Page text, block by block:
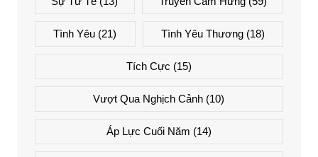
Tình Yêu (21) Tình Yêu Thương(18)
Tích Cực (15)
Vượt Qua Nghịch Cảnh (10)
Áp Lực Cuối Năm (14)